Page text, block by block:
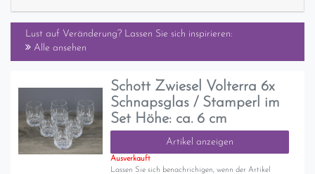
Lust auf Veränderung? Lassen Sie sich inspirieren:
Alle ansehen
Schott Zwiesel Volterra 6x
Schnapsglas / Stamperl im
Set Höhe: ca. 6 cm
Artikel anzeigen
Ausverkauft
Lassen Sie sich benachrichigen, wenn der Artikel